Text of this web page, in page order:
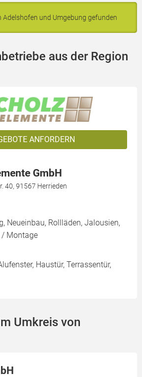
Adelshofen und Umgebung gefunden
aus der Region
ANFORDERN
GmbH
40, 91567 Herrieden
Neueinbau, Rollläden, Jalousien,
/ Montage
Haustür, Terrassentür,
Umkreis von